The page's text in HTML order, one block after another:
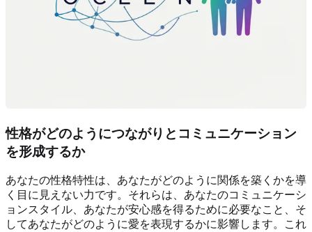
性格がどのようにつながりとコミュニケーション
を形成するか
あなたの性格特性は、あなたがどのように関係を築くかを導
く目に見えない力です。それらは、あなたのコミュニケーシ
ョンスタイル、あなたが安心感を得るために必要なこと、そ
してあなたがどのように愛を表現するかに影響します。これ